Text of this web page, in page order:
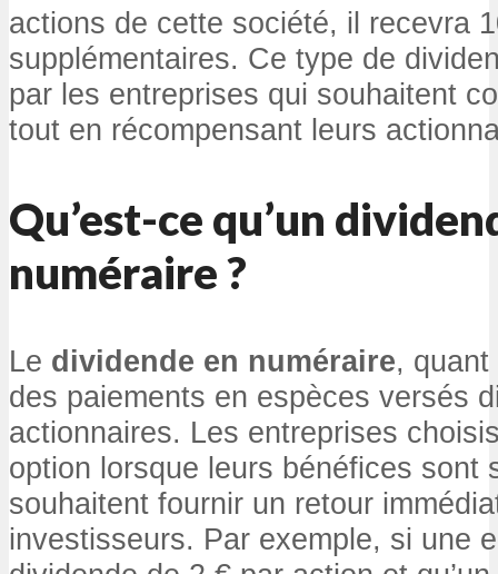
actions de cette société, il recevra
supplémentaires. Ce type de
par les entreprises qui souhaitent
tout en récompensant leurs
Qu’est-ce qu’un
numéraire ?
Le dividende en numéraire,
des paiements en espèces versés
actionnaires. Les entreprises
option lorsque leurs bénéfices sont
souhaitent fournir un retour
investisseurs. Par exemple, si une